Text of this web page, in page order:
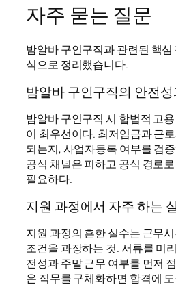
자주 묻는 질문
밤알바 구인구직과 관련된 핵
식으로 정리했습니다.
밤알바 구인구직의 안전
밤알바 구인구직 시 합법적 고
이 최우선이다. 최저임금과 근
되는지, 사업자등록 여부를 검
공식 채널은 피하고 공식 경로
필요하다.
지원 과정에서 자주 하는
지원 과정의 흔한 실수는 근무
조건을 과장하는 것. 서류를 미
전성과 주말 근무 여부를 먼저
은 직무를 구체화하면 합격에